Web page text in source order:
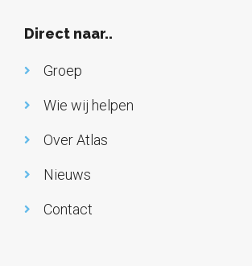
Direct naar..
Groep
Wie wij helpen
Over Atlas
Nieuws
Contact